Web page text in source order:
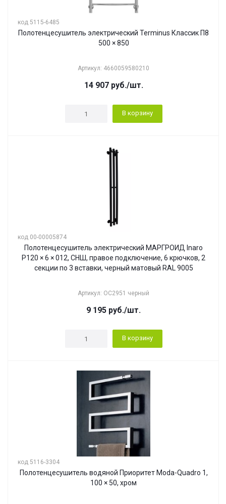
код 5115-6485
Полотенцесушитель электрический Terminus Классик П8
500 × 850
Артикул: 4660059580210
14 907руб./шт.
В корзину
код 00-00005874
Полотенцесушитель электрический МАРГРОИД Inaro
Р120 × 6 × 012, СНШ, правое подключение, 6 крючков, 2
секции по 3 вставки, черный матовый RAL 9005
Артикул: ОС2951 черный
9 195 руб./шт.
В корзину
код 5116-3304
Полотенцесушитель водяной Приоритет Moda-Quadro 1,
100 × 50, хром